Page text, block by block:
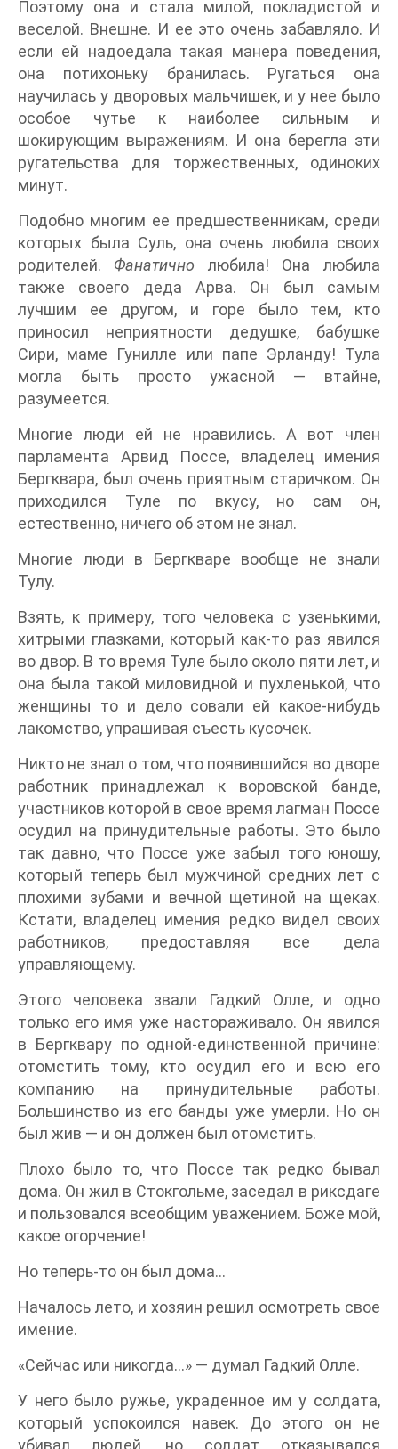
Поэтому она и стала милой, покладистой и
веселой. Внешне. И ее это очень забавляло. И
если ей надоедала такая манера поведения,
она потихоньку бранилась. Ругаться она
научилась у дворовых мальчишек, и у нее было
особое чутье к наиболее сильным и
шокирующим выражениям. И она берегла эти
ругательства для торжественных, одиноких
минут.
Подобно многим ее предшественникам, среди
которых была Суль, она очень любила своих
родителей. Фанатично любила! Она любила
также своего деда Арва. Он был самым
лучшим ее другом, и горе было тем, кто
приносил неприятности дедушке, бабушке
Сири, маме Гунилле или папе Эрланду! Тула
могла быть просто ужасной — втайне,
разумеется.
Многие люди ей не нравились. А вот член
парламента Арвид Поссе, владелец имения
Бергквара, был очень приятным старичком. Он
приходился Туле по вкусу, но сам он,
естественно, ничего об этом не знал.
Многие люди в Бергкваре вообще не знали
Тулу.
Взять, к примеру, того человека с узенькими,
хитрыми глазками, который как-то раз явился
во двор. В то время Туле было около пяти лет, и
она была такой миловидной и пухленькой, что
женщины то и дело совали ей какое-нибудь
лакомство, упрашивая съесть кусочек.
Никто не знал о том, что появившийся во дворе
работник принадлежал к воровской банде,
участников которой в свое время лагман Поссе
осудил на принудительные работы. Это было
так давно, что Поссе уже забыл того юношу,
который теперь был мужчиной средних лет с
плохими зубами и вечной щетиной на щеках.
Кстати, владелец имения редко видел своих
работников, предоставляя все дела
управляющему.
Этого человека звали Гадкий Олле, и одно
только его имя уже настораживало. Он явился
в Бергквару по одной-единственной причине:
отомстить тому, кто осудил его и всю его
компанию на принудительные работы.
Большинство из его банды уже умерли. Но он
был жив — и он должен был отомстить.
Плохо было то, что Поссе так редко бывал
дома. Он жил в Стокгольме, заседал в риксдаге
и пользовался всеобщим уважением. Боже мой,
какое огорчение!
Но теперь-то он был дома…
Началось лето, и хозяин решил осмотреть свое
имение.
«Сейчас или никогда…» — думал Гадкий Олле.
У него было ружье, украденное им у солдата,
который успокоился навек. До этого он не
убивал людей, но солдат отказывался